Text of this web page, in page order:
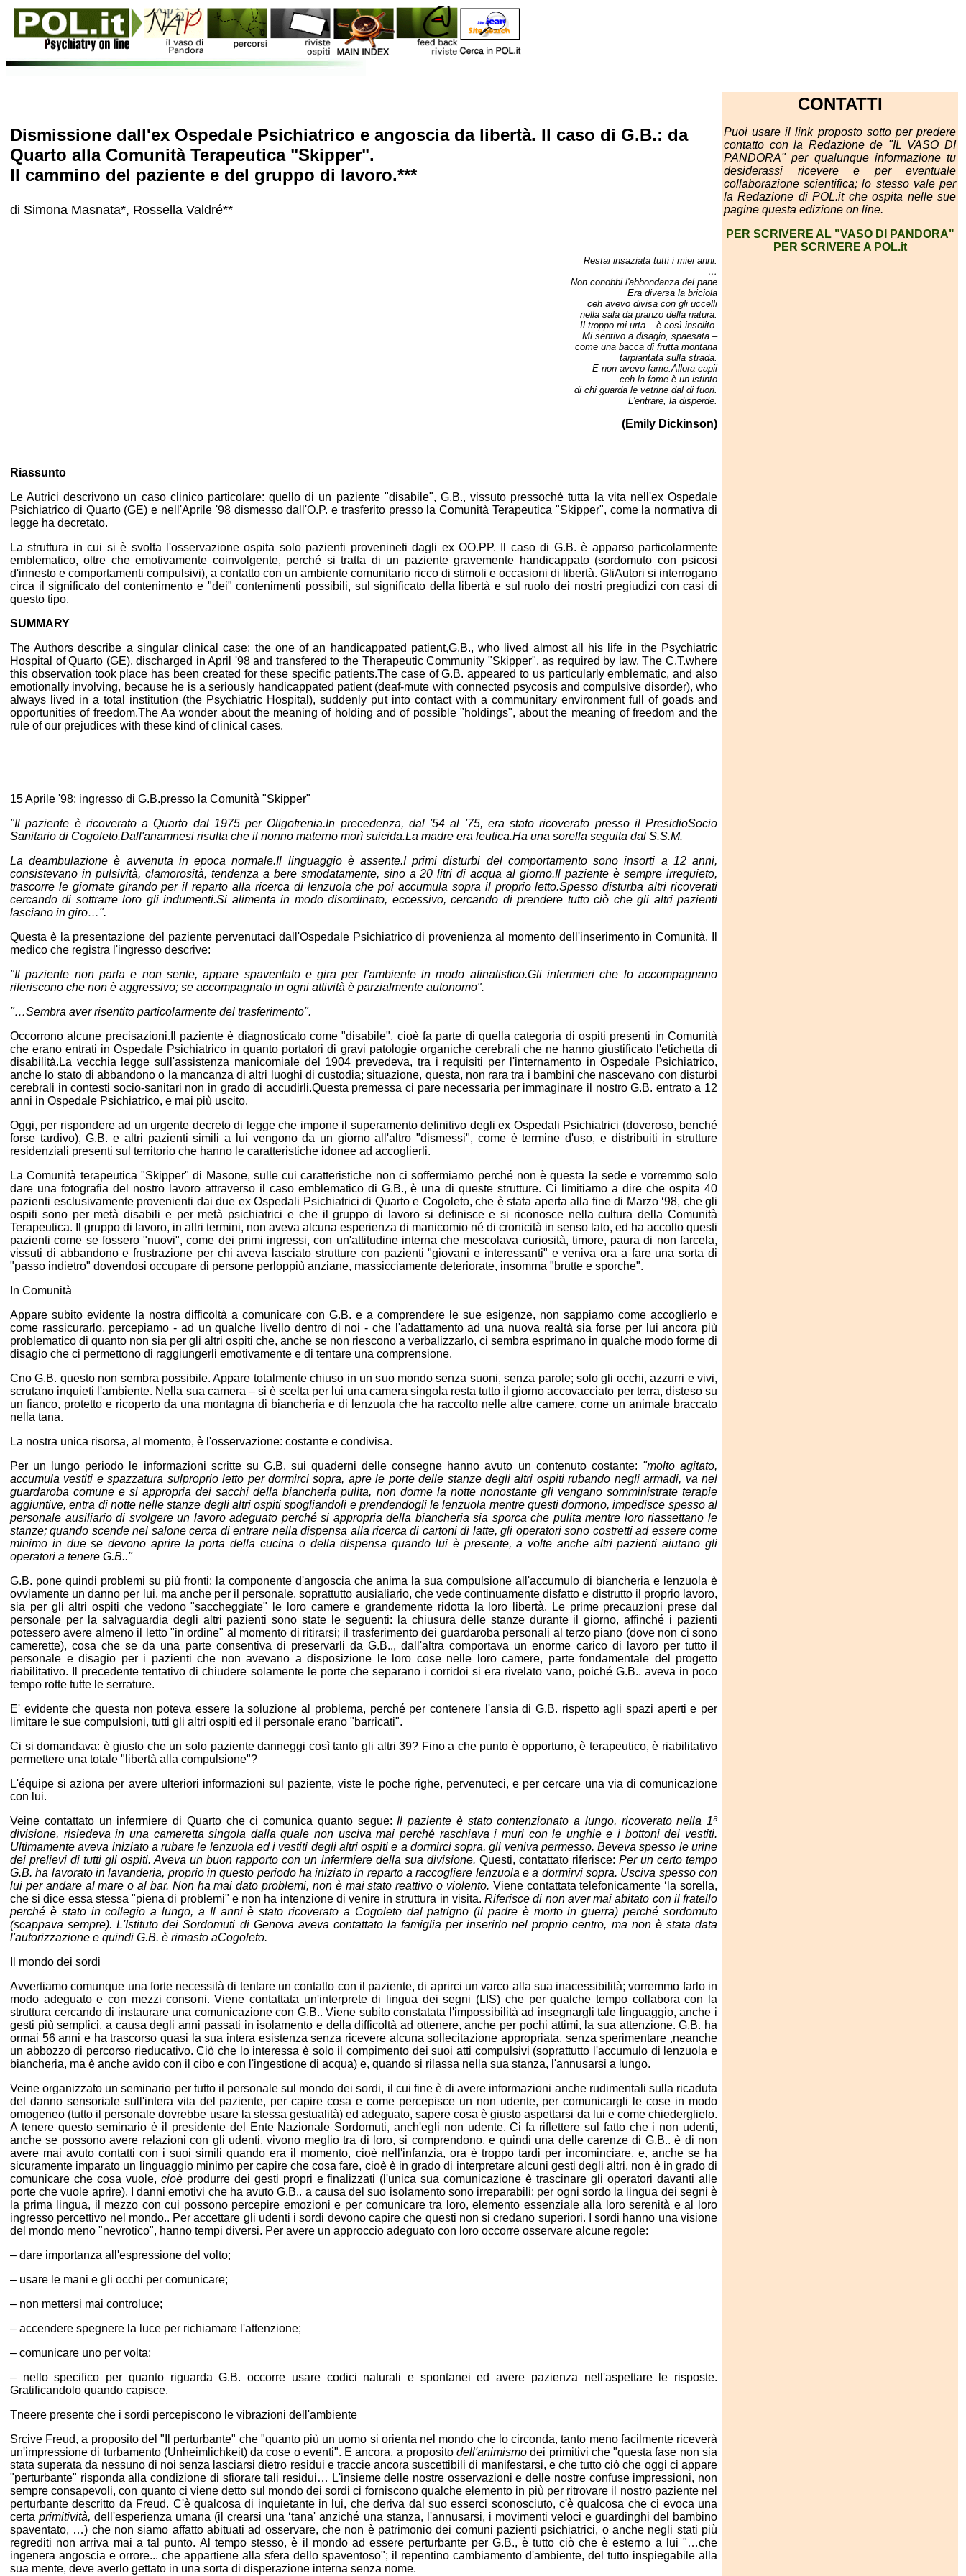
Dismissione dall'ex Ospedale Psichiatrico e angoscia da libertà. Il caso di G.B.: da
Quarto alla Comunità Terapeutica "Skipper".
Il cammino del paziente e del gruppo di lavoro.***
di Simona Masnata*, Rossella Valdré**
Restai insaziata tutti i miei anni.
…
Non conobbi l'abbondanza del pane
Era diversa la briciola
ceh avevo divisa con gli uccelli
nella sala da pranzo della natura.
Il troppo mi urta – è così insolito.
Mi sentivo a disagio, spaesata –
come una bacca di frutta montana
tarpiantata sulla strada.
E non avevo fame.Allora capii
ceh la fame è un istinto
di chi guarda le vetrine dal di fuori.
L'entrare, la disperde.
(Emily Dickinson)
Riassunto
Le Autrici descrivono un caso clinico particolare: quello di un paziente "disabile", G.B., vissuto pressoché tutta la vita nell'ex Ospedale
Psichiatrico di Quarto (GE) e nell'Aprile '98 dismesso dall'O.P. e trasferito presso la Comunità Terapeutica "Skipper", come la normativa di
legge ha decretato.
La struttura in cui si è svolta l'osservazione ospita solo pazienti provenineti dagli ex OO.PP. Il caso di G.B. è apparso particolarmente
emblematico, oltre che emotivamente coinvolgente, perché si tratta di un paziente gravemente handicappato (sordomuto con psicosi
d'innesto e comportamenti compulsivi), a contatto con un ambiente comunitario ricco di stimoli e occasioni di libertà. GliAutori si interrogano
circa il significato del contenimento e "dei" contenimenti possibili, sul significato della libertà e sul ruolo dei nostri pregiudizi con casi di
questo tipo.
SUMMARY
The Authors describe a singular clinical case: the one of an handicappated patient,G.B., who lived almost all his life in the Psychiatric
Hospital of Quarto (GE), discharged in April '98 and transfered to the Therapeutic Community "Skipper", as required by law. The C.T.where
this observation took place has been created for these specific patients.The case of G.B. appeared to us particularly emblematic, and also
emotionally involving, because he is a seriously handicappated patient (deaf-mute with connected psycosis and compulsive disorder), who
always lived in a total institution (the Psychiatric Hospital), suddenly put into contact with a communitary environment full of goads and
opportunities of freedom.The Aa wonder about the meaning of holding and of possible "holdings", about the meaning of freedom and the
rule of our prejudices with these kind of clinical cases.
15 Aprile '98: ingresso di G.B.presso la Comunità "Skipper"
"Il paziente è ricoverato a Quarto dal 1975 per Oligofrenia.In precedenza, dal '54 al '75, era stato ricoverato presso il PresidioSocio
Sanitario di Cogoleto.Dall'anamnesi risulta che il nonno materno morì suicida.La madre era leutica.Ha una sorella seguita dal S.S.M.
La deambulazione è avvenuta in epoca normale.Il linguaggio è assente.I primi disturbi del comportamento sono insorti a 12 anni,
consistevano in pulsività, clamorosità, tendenza a bere smodatamente, sino a 20 litri di acqua al giorno.Il paziente è sempre irrequieto,
trascorre le giornate girando per il reparto alla ricerca di lenzuola che poi accumula sopra il proprio letto.Spesso disturba altri ricoverati
cercando di sottrarre loro gli indumenti.Si alimenta in modo disordinato, eccessivo, cercando di prendere tutto ciò che gli altri pazienti
lasciano in giro…".
Questa è la presentazione del paziente pervenutaci dall'Ospedale Psichiatrico di provenienza al momento dell'inserimento in Comunità. Il
medico che registra l'ingresso descrive:
"Il paziente non parla e non sente, appare spaventato e gira per l'ambiente in modo afinalistico.Gli infermieri che lo accompagnano
riferiscono che non è aggressivo; se accompagnato in ogni attività è parzialmente autonomo".
"…Sembra aver risentito particolarmente del trasferimento".
Occorrono alcune precisazioni.Il paziente è diagnosticato come "disabile", cioè fa parte di quella categoria di ospiti presenti in Comunità
che erano entrati in Ospedale Psichiatrico in quanto portatori di gravi patologie organiche cerebrali che ne hanno giustificato l'etichetta di
disabilità.La vecchia legge sull'assistenza manicomiale del 1904 prevedeva, tra i requisiti per l'internamento in Ospedale Psichiatrico,
anche lo stato di abbandono o la mancanza di altri luoghi di custodia; situazione, questa, non rara tra i bambini che nascevano con disturbi
cerebrali in contesti socio-sanitari non in grado di accudirli.Questa premessa ci pare necessaria per immaginare il nostro G.B. entrato a 12
anni in Ospedale Psichiatrico, e mai più uscito.
Oggi, per rispondere ad un urgente decreto di legge che impone il superamento definitivo degli ex Ospedali Psichiatrici (doveroso, benché
forse tardivo), G.B. e altri pazienti simili a lui vengono da un giorno all'altro "dismessi", come è termine d'uso, e distribuiti in strutture
residenziali presenti sul territorio che hanno le caratteristiche idonee ad accoglierli.
La Comunità terapeutica "Skipper" di Masone, sulle cui caratteristiche non ci soffermiamo perché non è questa la sede e vorremmo solo
dare una fotografia del nostro lavoro attraverso il caso emblematico di G.B., è una di queste strutture. Ci limitiamo a dire che ospita 40
pazienti esclusivamente provenienti dai due ex Ospedali Psichiatrici di Quarto e Cogoleto, che è stata aperta alla fine di Marzo ‘98, che gli
ospiti sono per metà disabili e per metà psichiatrici e che il gruppo di lavoro si definisce e si riconosce nella cultura della Comunità
Terapeutica. Il gruppo di lavoro, in altri termini, non aveva alcuna esperienza di manicomio né di cronicità in senso lato, ed ha accolto questi
pazienti come se fossero "nuovi", come dei primi ingressi, con un'attitudine interna che mescolava curiosità, timore, paura di non farcela,
vissuti di abbandono e frustrazione per chi aveva lasciato strutture con pazienti "giovani e interessanti" e veniva ora a fare una sorta di
"passo indietro" dovendosi occupare di persone perloppiù anziane, massicciamente deteriorate, insomma "brutte e sporche".
In Comunità
Appare subito evidente la nostra difficoltà a comunicare con G.B. e a comprendere le sue esigenze, non sappiamo come accoglierlo e
come rassicurarlo, percepiamo - ad un qualche livello dentro di noi - che l'adattamento ad una nuova realtà sia forse per lui ancora più
problematico di quanto non sia per gli altri ospiti che, anche se non riescono a verbalizzarlo, ci sembra esprimano in qualche modo forme di
disagio che ci permettono di raggiungerli emotivamente e di tentare una comprensione.
Cno G.B. questo non sembra possibile. Appare totalmente chiuso in un suo mondo senza suoni, senza parole; solo gli occhi, azzurri e vivi,
scrutano inquieti l'ambiente. Nella sua camera – si è scelta per lui una camera singola resta tutto il giorno accovacciato per terra, disteso su
un fianco, protetto e ricoperto da una montagna di biancheria e di lenzuola che ha raccolto nelle altre camere, come un animale braccato
nella tana.
La nostra unica risorsa, al momento, è l'osservazione: costante e condivisa.
Per un lungo periodo le informazioni scritte su G.B. sui quaderni delle consegne hanno avuto un contenuto costante: "molto agitato,
accumula vestiti e spazzatura sulproprio letto per dormirci sopra, apre le porte delle stanze degli altri ospiti rubando negli armadi, va nel
guardaroba comune e si appropria dei sacchi della biancheria pulita, non dorme la notte nonostante gli vengano somministrate terapie
aggiuntive, entra di notte nelle stanze degli altri ospiti spogliandoli e prendendogli le lenzuola mentre questi dormono, impedisce spesso al
personale ausiliario di svolgere un lavoro adeguato perché si appropria della biancheria sia sporca che pulita mentre loro riassettano le
stanze; quando scende nel salone cerca di entrare nella dispensa alla ricerca di cartoni di latte, gli operatori sono costretti ad essere come
minimo in due se devono aprire la porta della cucina o della dispensa quando lui è presente, a volte anche altri pazienti aiutano gli
operatori a tenere G.B.."
G.B. pone quindi problemi su più fronti: la componente d'angoscia che anima la sua compulsione all'accumulo di biancheria e lenzuola è
ovviamente un danno per lui, ma anche per il personale, soprattutto ausialiario, che vede continuamente disfatto e distrutto il proprio lavoro,
sia per gli altri ospiti che vedono "saccheggiate" le loro camere e grandemente ridotta la loro libertà. Le prime precauzioni prese dal
personale per la salvaguardia degli altri pazienti sono state le seguenti: la chiusura delle stanze durante il giorno, affinché i pazienti
potessero avere almeno il letto "in ordine" al momento di ritirarsi; il trasferimento dei guardaroba personali al terzo piano (dove non ci sono
camerette), cosa che se da una parte consentiva di preservarli da G.B.., dall'altra comportava un enorme carico di lavoro per tutto il
personale e disagio per i pazienti che non avevano a disposizione le loro cose nelle loro camere, parte fondamentale del progetto
riabilitativo. Il precedente tentativo di chiudere solamente le porte che separano i corridoi si era rivelato vano, poiché G.B.. aveva in poco
tempo rotte tutte le serrature.
E' evidente che questa non poteva essere la soluzione al problema, perché per contenere l'ansia di G.B. rispetto agli spazi aperti e per
limitare le sue compulsioni, tutti gli altri ospiti ed il personale erano "barricati".
Ci si domandava: è giusto che un solo paziente danneggi così tanto gli altri 39? Fino a che punto è opportuno, è terapeutico, è riabilitativo
permettere una totale "libertà alla compulsione"?
L'équipe si aziona per avere ulteriori informazioni sul paziente, viste le poche righe, pervenuteci, e per cercare una via di comunicazione
con lui.
Veine contattato un infermiere di Quarto che ci comunica quanto segue:Il paziente è stato contenzionato a lungo, ricoverato nella 1ª
divisione, risiedeva in una cameretta singola dalla quale non usciva mai perché raschiava i muri con le unghie e i bottoni dei vestiti.
Ultimamente aveva iniziato a rubare le lenzuola ed i vestiti degli altri ospiti e a dormirci sopra, gli veniva permesso. Beveva spesso le urine
dei prelievi di tutti gli ospiti. Aveva un buon rapporto con un infermiere della sua divisione. Questi, contattato riferisce: Per un certo tempo
G.B. ha lavorato in lavanderia, proprio in questo periodo ha iniziato in reparto a raccogliere lenzuola e a dormirvi sopra. Usciva spesso con
lui per andare al mare o al bar. Non ha mai dato problemi, non è mai stato reattivo o violento. Viene contattata telefonicamente ‘la sorella,
che si dice essa stessa "piena di problemi" e non ha intenzione di venire in struttura in visita.Riferisce di non aver mai abitato con il fratello
perché è stato in collegio a lungo, a Il anni è stato ricoverato a Cogoleto dal patrigno (il padre è morto in guerra) perché sordomuto
(scappava sempre). L'Istituto dei Sordomuti di Genova aveva contattato la famiglia per inserirlo nel proprio centro, ma non è stata data
l'autorizzazione e quindi G.B. è rimasto aCogoleto.
Il mondo dei sordi
Avvertiamo comunque una forte necessità di tentare un contatto con il paziente, di aprirci un varco alla sua inacessibilità; vorremmo farlo in
modo adeguato e con mezzi consoni. Viene contattata un'interprete di lingua dei segni (LIS) che per qualche tempo collabora con la
struttura cercando di instaurare una comunicazione con G.B.. Viene subito constatata l'impossibilità ad insegnargli tale linguaggio, anche i
gesti più semplici, a causa degli anni passati in isolamento e della difficoltà ad ottenere, anche per pochi attimi, la sua attenzione. G.B. ha
ormai 56 anni e ha trascorso quasi la sua intera esistenza senza ricevere alcuna sollecitazione appropriata, senza sperimentare ,neanche
un abbozzo di percorso rieducativo. Ciò che lo interessa è solo il compimento dei suoi atti compulsivi (soprattutto l'accumulo di lenzuola e
biancheria, ma è anche avido con il cibo e con l'ingestione di acqua) e, quando si rilassa nella sua stanza, l'annusarsi a lungo.
Veine organizzato un seminario per tutto il personale sul mondo dei sordi, il cui fine è di avere informazioni anche rudimentali sulla ricaduta
del danno sensoriale sull'intera vita del paziente, per capire cosa e come percepisce un non udente, per comunicargli le cose in modo
omogeneo (tutto il personale dovrebbe usare la stessa gestualità) ed adeguato, sapere cosa è giusto aspettarsi da lui e come chiederglielo.
A tenere questo seminario è il presidente del Ente Nazionale Sordomuti, anch'egli non udente. Ci fa riflettere sul fatto che i non udenti,
anche se possono avere relazioni con gli udenti, vivono meglio tra di loro, si comprendono, e quindi una delle carenze di G.B.. è di non
avere mai avuto contatti con i suoi simili quando era il momento, cioè nell'infanzia, ora è troppo tardi per incominciare, e, anche se ha
sicuramente imparato un linguaggio minimo per capire che cosa fare, cioè è in grado di interpretare alcuni gesti degli altri, non è in grado di
comunicare che cosa vuole, cioè produrre dei gesti propri e finalizzati (l'unica sua comunicazione è trascinare gli operatori davanti alle
porte che vuole aprire). I danni emotivi che ha avuto G.B.. a causa del suo isolamento sono irreparabili: per ogni sordo la lingua dei segni è
la prima lingua, il mezzo con cui possono percepire emozioni e per comunicare tra loro, elemento essenziale alla loro serenità e al loro
ingresso percettivo nel mondo.. Per accettare gli udenti i sordi devono capire che questi non si credano superiori. I sordi hanno una visione
del mondo meno "nevrotico", hanno tempi diversi. Per avere un approccio adeguato con loro occorre osservare alcune regole:
– dare importanza all'espressione del volto;
– usare le mani e gli occhi per comunicare;
– non mettersi mai controluce;
– accendere spegnere la luce per richiamare l'attenzione;
– comunicare uno per volta;
– nello specifico per quanto riguarda G.B. occorre usare codici naturali e spontanei ed avere pazienza nell'aspettare le risposte.
Gratificandolo quando capisce.
Tneere presente che i sordi percepiscono le vibrazioni dell'ambiente
Srcive Freud, a proposito del "Il perturbante" che "quanto più un uomo si orienta nel mondo che lo circonda, tanto meno facilmente riceverà
un'impressione di turbamento (Unheimlichkeit) da cose o eventi". E ancora, a propositodell'animismo dei primitivi che "questa fase non sia
stata superata da nessuno di noi senza lasciarsi dietro residui e traccie ancora suscettibili di manifestarsi, e che tutto ciò che oggi ci appare
"perturbante" risponda alla condizione di sfiorare tali residui… L'insieme delle nostre osservazioni e delle nostre confuse impressioni, non
sempre consapevoli, con quanto ci viene detto sul mondo dei sordi ci forniscono qualche elemento in più per ritrovare il nostro paziente nel
perturbante descritto da Freud. C'è qualcosa di inquietante in lui, che deriva dal suo esserci sconosciuto, c'è qualcosa che ci evoca una
certaprimitività,dell'esperienza umana (il crearsi una ‘tana' anziché una stanza, l'annusarsi, i movimenti veloci e guardinghi del bambino
spaventato, …) che non siamo affatto abituati ad osservare, che non è patrimonio dei comuni pazienti psichiatrici, o anche negli stati più
regrediti non arriva mai a tal punto. Al tempo stesso, è il mondo ad essere perturbante per G.B., è tutto ciò che è esterno a lui "…che
ingenera angoscia e orrore... che appartiene alla sfera dello spaventoso"; il repentino cambiamento d'ambiente, del tutto inspiegabile alla
sua mente, deve averlo gettato in una sorta di disperazione interna senza nome.
CONTATTI
Puoi usare il link proposto sotto per predere
contatto con la Redazione de "IL VASO DI
PANDORA" per qualunque informazione tu
desiderassi ricevere e per eventuale
collaborazione scientifica; lo stesso vale per
la Redazione di POL.it che ospita nelle sue
pagine questa edizione on line.
PER SCRIVERE AL "VASO DI PANDORA"
PER SCRIVERE A POL.it